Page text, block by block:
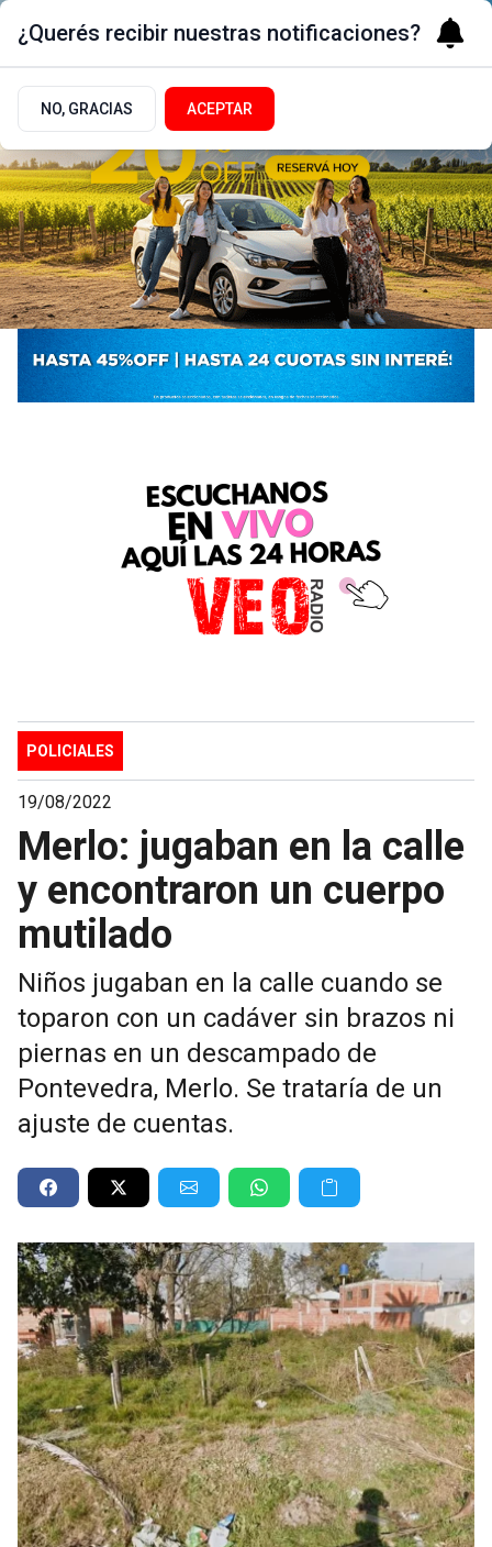
POLICIALES
19/08/2022
Merlo: jugaban en la calle
y encontraron un cuerpo
mutilado
Niños jugaban en la calle cuando se
toparon con un cadáver sin brazos ni
piernas en un descampado de
Pontevedra, Merlo. Se trataría de un
ajuste de cuentas.
¿Querés recibir nuestras notificaciones?
NO, GRACIAS ACEPTAR